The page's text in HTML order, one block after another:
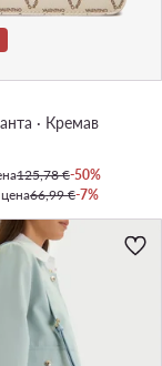
· Кремав
125,78 €-50%
66,99 €-7%